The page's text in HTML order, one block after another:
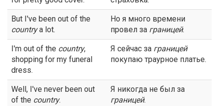
But I've been out of the
countrya lot.
Но я много времени
провел за границей.
I'm out of the country,
shopping for my funeral
dress.
Я сейчас за границей
покупаю траурное платье.
Well, I've never been out
of the country.
Я никогда не был за
границей.